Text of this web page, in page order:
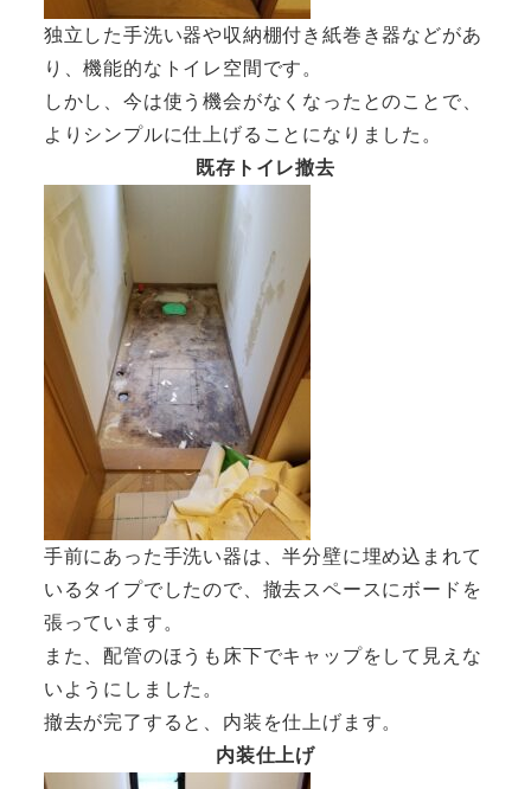
独立した手洗い器や収納棚付き紙巻き器などがあ
り、機能的なトイレ空間です。
しかし、今は使う機会がなくなったとのことで、
よりシンプルに仕上げることになりました。
既存トイレ撤去
手前にあった手洗い器は、半分壁に埋め込まれて
いるタイプでしたので、撤去スペースにボードを
張っています。
また、配管のほうも床下でキャップをして見えな
いようにしました。
撤去が完了すると、内装を仕上げます。
内装仕上げ